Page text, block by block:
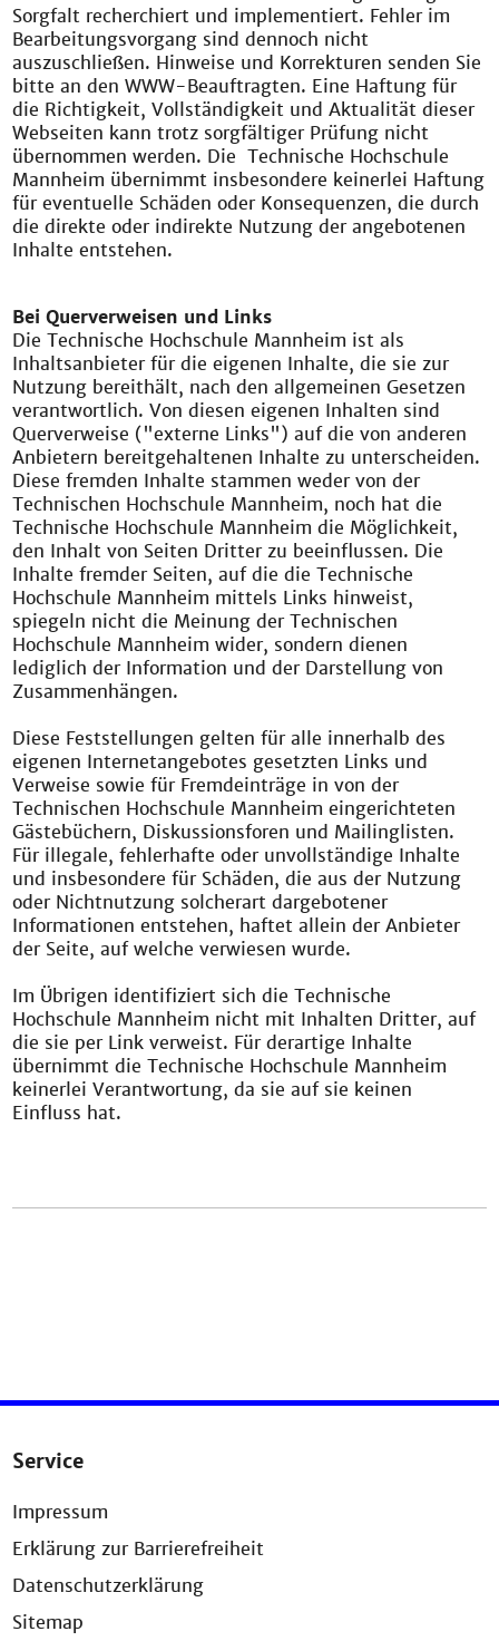
Sorgfalt recherchiert und implementiert. Fehler im
Bearbeitungsvorgang sind dennoch nicht
auszuschließen. Hinweise und Korrekturen senden Sie
bitte an den WWW-Beauftragten. Eine Haftung für
die Richtigkeit, Vollständigkeit und Aktualität dieser
Webseiten kann trotz sorgfältiger Prüfung nicht
übernommen werden. Die Technische Hochschule
Mannheim übernimmt insbesondere keinerlei Haftung
für eventuelle Schäden oder Konsequenzen, die durch
die direkte oder indirekte Nutzung der angebotenen
Inhalte entstehen.
Bei Querverweisen und Links
Die Technische Hochschule Mannheim ist als
Inhaltsanbieter für die eigenen Inhalte, die sie zur
Nutzung bereithält, nach den allgemeinen Gesetzen
verantwortlich. Von diesen eigenen Inhalten sind
Querverweise ("externe Links") auf die von anderen
Anbietern bereitgehaltenen Inhalte zu unterscheiden.
Diese fremden Inhalte stammen weder von der
Technischen Hochschule Mannheim, noch hat die
Technische Hochschule Mannheim die Möglichkeit,
den Inhalt von Seiten Dritter zu beeinflussen. Die
Inhalte fremder Seiten, auf die die Technische
Hochschule Mannheim mittels Links hinweist,
spiegeln nicht die Meinung der Technischen
Hochschule Mannheim wider, sondern dienen
lediglich der Information und der Darstellung von
Zusammenhängen.
Diese Feststellungen gelten für alle innerhalb des
eigenen Internetangebotes gesetzten Links und
Verweise sowie für Fremdeinträge in von der
Technischen Hochschule Mannheim eingerichteten
Gästebüchern, Diskussionsforen und Mailinglisten.
Für illegale, fehlerhafte oder unvollständige Inhalte
und insbesondere für Schäden, die aus der Nutzung
oder Nichtnutzung solcherart dargebotener
Informationen entstehen, haftet allein der Anbieter
der Seite, auf welche verwiesen wurde.
Im Übrigen identifiziert sich die Technische
Hochschule Mannheim nicht mit Inhalten Dritter, auf
die sie per Link verweist. Für derartige Inhalte
übernimmt die Technische Hochschule Mannheim
keinerlei Verantwortung, da sie auf sie keinen
Einfluss hat.
Service
Impressum
Erklärung zur Barrierefreiheit
Datenschutzerklärung
Sitemap